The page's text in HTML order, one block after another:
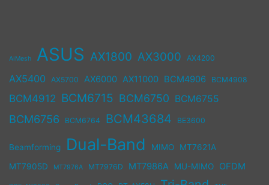
AiMesh ASUS AX1800 AX3000 AX4200
AX5400 AX5700 AX6000 AX11000 BCM4906 BCM4908
BCM4912 BCM6715 BCM6750 BCM6755
BCM6756 BCM6764 BCM43684 BE3600
Beamforming Dual-Band MIMO
MT7621A
MT7905D
MT7976A MT7976D MT7986A MU-MIMO OFDM